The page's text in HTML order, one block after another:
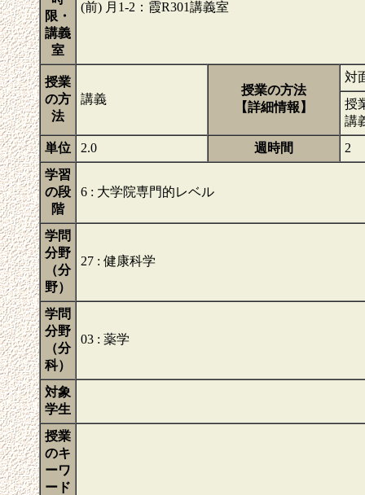
限・
講義
室
(前) 月1-2：霞R301講義室
授業
の方
法
講義
授業の方法
【詳細情報】
対
授
講
単位
2.0 週時間
2
学習
の段
階
6 : 大学院専門的レベル
学問
分野
（分
野）
27 : 健康科学
学問
分野
（分
科）
03 : 薬学
対象
学生
授業
のキ
ーワ
ード